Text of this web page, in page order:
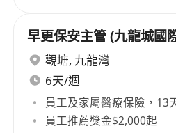
早更保安主管 (九龍城國
觀塘, 九龍灣
6天/週
員工及家屬醫療保險，13
員工推薦獎金$2,000起